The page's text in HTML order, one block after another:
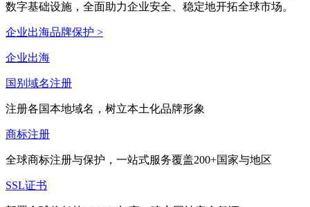
数字基础设施，全面助力企业安全、稳定地开拓全球市场。
企业出海品牌保护 >
企业出海
国别域名注册
注册各国本地域名，树立本土化品牌形象
商标注册
全球商标注册与保护，一站式服务覆盖200+国家与地区
SSL证书